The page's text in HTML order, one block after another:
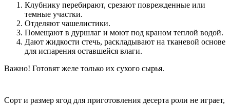
Клубнику перебирают, срезают поврежденные или
темные участки.
Отделяют чашелистики.
Помещают в дуршлаг и моют под краном теплой водой.
Дают жидкости стечь, раскладывают на тканевой основе
для испарения оставшейся влаги.
Важно! Готовят желе только их сухого сырья.
Сорт и размер ягод для приготовления десерта роли не играет,